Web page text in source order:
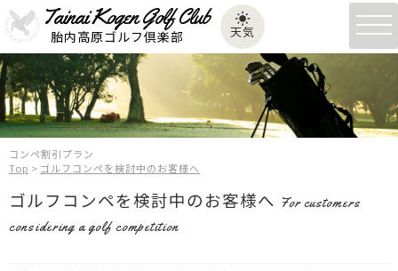
Tainai Kogen Golf Club
胎内高原ゴルフ倶楽部 天気
コンペ割引プラン
Top > ゴルフコンペを検討中のお客様へ
ゴルフコンペを検討中のお客様へ For customers
considering a golf competition
Tainai Kogen Golf Club
胎内高原ゴルフ倶楽部 天気
Tainai Kogen Golf Club
胎内高原ゴルフ倶楽部 天気
Tainai Kogen Golf Club
胎内高原ゴルフ倶楽部 天気